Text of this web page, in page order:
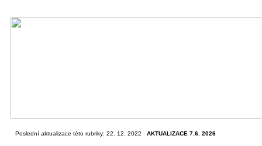
Poslední aktualizace této rubriky: 22. 12. 2022 AKTUALIZACE 7.6. 2026